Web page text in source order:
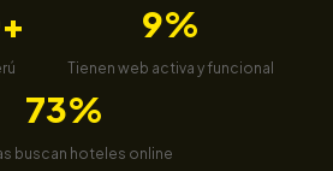
Perú — Guía
9%
Tienen web activa y funcional
73%
buscan hoteles online